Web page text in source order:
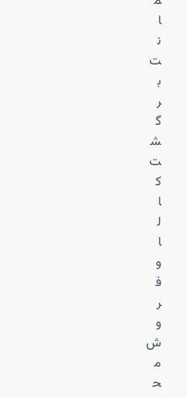
ا
ن
ت
ب
ر
گ
ش
ت
ک
ا
ل
ا
و
ف
ر
و
ش
م
ح